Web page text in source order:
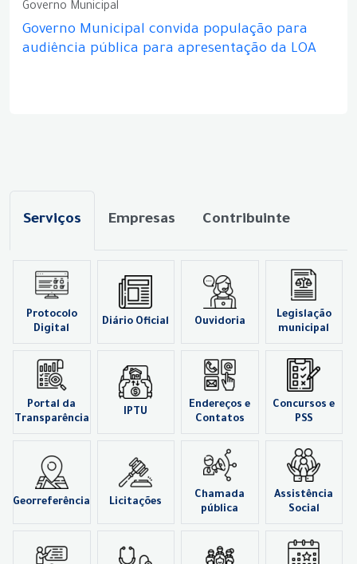
Governo Municipal
Governo Municipal convida população para
audiência pública para apresentação da LOA
Serviços Empresas Contribuinte
Protocolo
Digital
Diário Oficial Ouvidoria
Legislação
municipal
Portal da
Transparência
IPTU
Endereços e
Contatos
Concursos e
PSS
Georreferência Licitações
Chamada
pública
Assistência
Social